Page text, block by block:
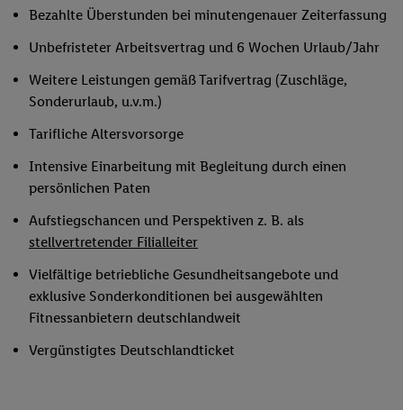
Bezahlte Überstunden bei minutengenauer Zeiterfassung
Unbefristeter Arbeitsvertrag und 6 Wochen Urlaub/Jahr
Weitere Leistungen gemäß Tarifvertrag (Zuschläge,
Sonderurlaub, u.v.m.)
Tarifliche Altersvorsorge
Intensive Einarbeitung mit Begleitung durch einen
persönlichen Paten
Aufstiegschancen und Perspektiven z. B. als
stellvertretender Filialleiter
Vielfältige betriebliche Gesundheitsangebote und
exklusive Sonderkonditionen bei ausgewählten
Fitnessanbietern deutschlandweit
Vergünstigtes Deutschlandticket